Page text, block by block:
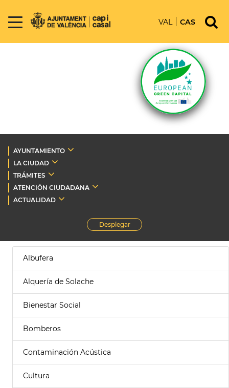
VAL CAS
AYUNTAMIENTO
LA CIUDAD
TRÁMITES
ATENCIÓN CIUDADANA
ACTUALIDAD
Desplegar
Albufera
Alquería de Solache
Bienestar Social
Bomberos
Contaminación Acústica
Cultura